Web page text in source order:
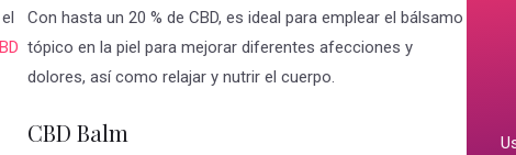
Con hasta un 20 % de CBD, es ideal para emplear el bálsamo
tópico en la piel para mejorar diferentes afecciones y
dolores, así como relajar y nutrir el cuerpo.
CBD Balm